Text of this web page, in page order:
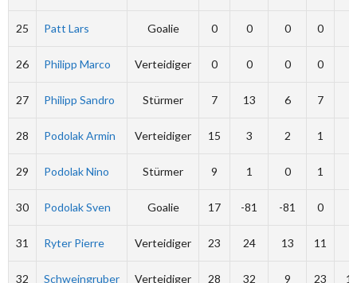
25 Patt Lars Goalie 0 0 0 0
26 Philipp Marco Verteidiger 0 0 0 0
27 Philipp Sandro Stürmer 7 13 6 7
28 Podolak Armin Verteidiger 15 3 2 1
29 Podolak Nino Stürmer 9 1 0 1
30 Podolak Sven Goalie 17 -81 -81 0
31 Ryter Pierre Verteidiger 23 24 13 11
32
Schweingruber
Verteidiger 28 32 9 23